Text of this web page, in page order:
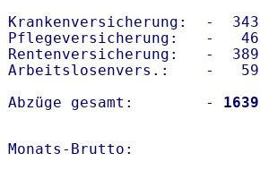
Krankenversicherung:  -
Pflegeversicherung:   -
Rentenversicherung:   -
Arbeitslosenvers.:    -
Abzüge gesamt:        -
Monats-Brutto: